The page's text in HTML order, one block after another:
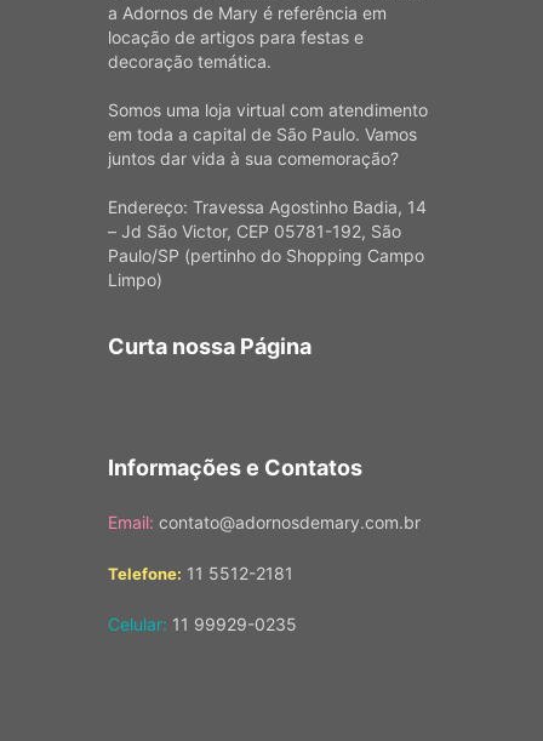
a Adornos de Mary é referência em
locação de artigos para festas e
decoração temática.
Somos uma loja virtual com atendimento
em toda a capital de São Paulo. Vamos
juntos dar vida à sua comemoração?
Endereço: Travessa Agostinho Badia, 14
– Jd São Victor, CEP 05781-192, São
Paulo/SP (pertinho do Shopping Campo
Limpo)
Curta nossa Página
Informações e Contatos
Email: contato@adornosdemary.com.br
Telefone: 11 5512-2181
Celular: 11 99929-0235